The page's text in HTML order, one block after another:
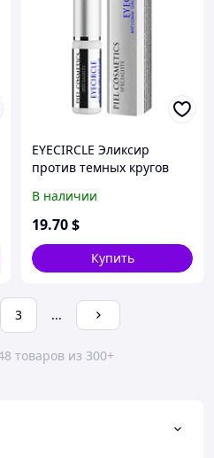
EYECIRCLE Эликсир
против темных кругов
В наличии
19.70$
Купить
3 ...
товаров из 300+